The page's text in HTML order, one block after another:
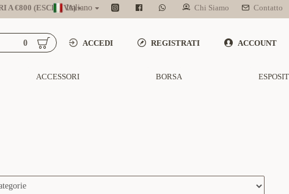
A €800 (ESCL. IVA)Italiano Chi Siamo Contatto
ACCEDI REGISTRATI ACCOUNT
0
ACCESSORI BORSA